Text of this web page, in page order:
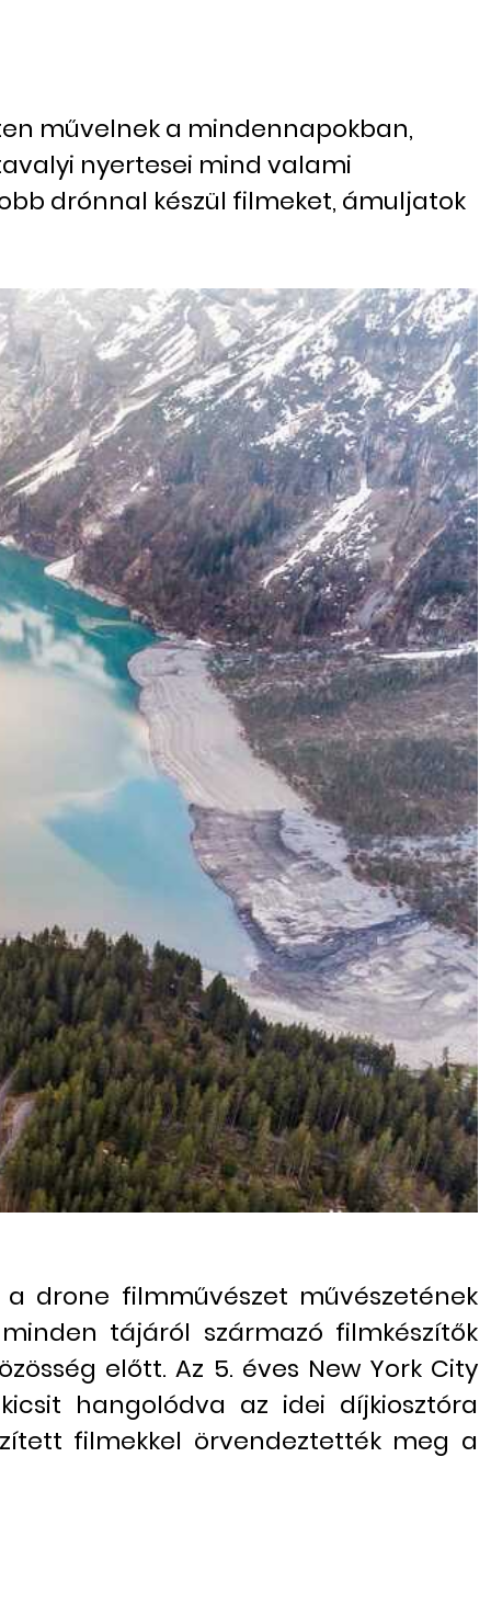
művelnek a mindennapokban,
nyertesei mind valami
drónnal készül filmeket, ámuljatok
drone filmművészet művészetének
tájáról származó filmkészítők
előtt. Az 5. éves New York City
hangolódva az idei díjkiosztóra
filmekkel örvendeztették meg a